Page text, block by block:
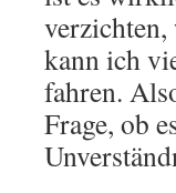
kann ich
fahren.
Frage, ob